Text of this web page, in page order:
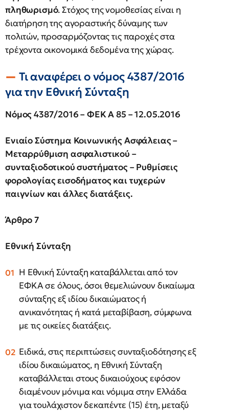
πληθωρισμό. Στόχος της νομοθεσίας είναι η
διατήρηση της αγοραστικής δύναμης των
πολιτών, προσαρμόζοντας τις παροχές στα
τρέχοντα οικονομικά δεδομένα της χώρας.
Τι αναφέρει ο νόμος 4387/2016
για την Εθνική Σύνταξη
Νόμος 4387/2016 – ΦΕΚ A 85 – 12.05.2016
Ενιαίο Σύστημα Κοινωνικής Ασφάλειας –
Μεταρρύθμιση ασφαλιστικού –
συνταξιοδοτικού συστήματος – Ρυθμίσεις
φορολογίας εισοδήματος και τυχερών
παιγνίων και άλλες διατάξεις.
Άρθρο 7
Εθνική Σύνταξη
Η Εθνική Σύνταξη καταβάλλεται από τον
ΕΦΚΑ σε όλους, όσοι θεμελιώνουν δικαίωμα
σύνταξης εξ ιδίου δικαιώματος ή
ανικανότητας ή κατά μεταβίβαση, σύμφωνα
με τις οικείες διατάξεις.
Ειδικά, στις περιπτώσεις συνταξιοδότησης εξ
ιδίου δικαιώματος, η Εθνική Σύνταξη
καταβάλλεται στους δικαιούχους εφόσον
διαμένουν μόνιμα και νόμιμα στην Ελλάδα
για τουλάχιστον δεκαπέντε (15) έτη, μεταξύ